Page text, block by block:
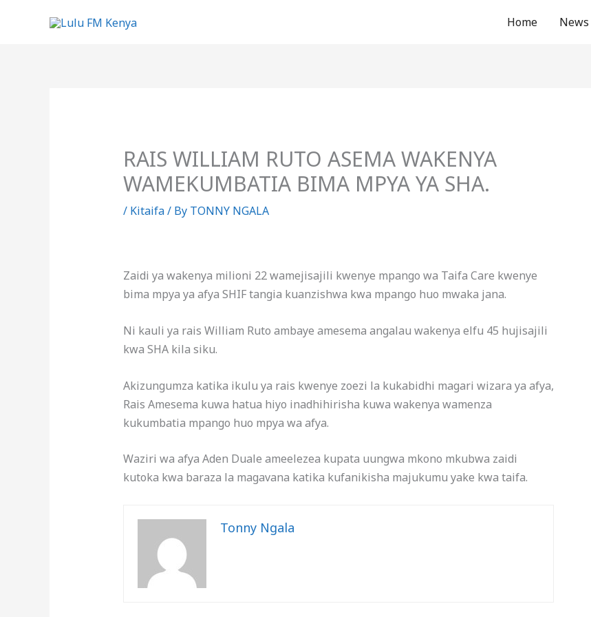
Home News
RAIS WILLIAM RUTO ASEMA WAKENYA
WAMEKUMBATIA BIMA MPYA YA SHA.
/ Kitaifa/ By TONNY NGALA
Zaidi ya wakenya milioni 22 wamejisajili kwenye mpango wa Taifa Care kwenye
bima mpya ya afya SHIF tangia kuanzishwa kwa mpango huo mwaka jana.
Ni kauli ya rais William Ruto ambaye amesema angalau wakenya elfu 45 hujisajili
kwa SHA kila siku.
Akizungumza katika ikulu ya rais kwenye zoezi la kukabidhi magari wizara ya afya,
Rais Amesema kuwa hatua hiyo inadhihirisha kuwa wakenya wamenza
kukumbatia mpango huo mpya wa afya.
Waziri wa afya Aden Duale ameelezea kupata uungwa mkono mkubwa zaidi
kutoka kwa baraza la magavana katika kufanikisha majukumu yake kwa taifa.
Tonny Ngala